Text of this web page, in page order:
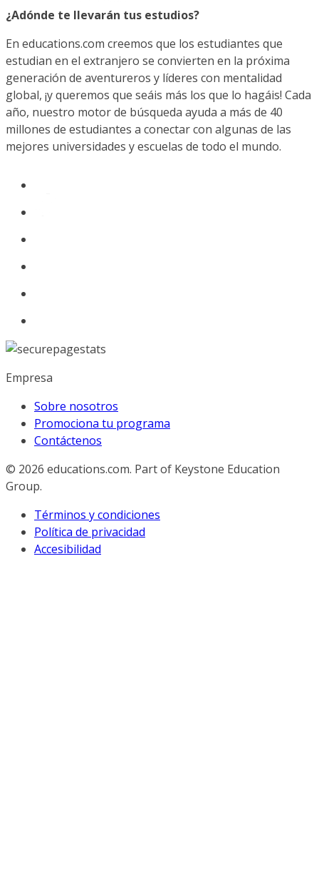
¿Adónde te llevarán tus estudios?
En educations.com creemos que los estudiantes que
estudian en el extranjero se convierten en la próxima
generación de aventureros y líderes con mentalidad
global, ¡y queremos que seáis más los que lo hagáis! Cada
año, nuestro motor de búsqueda ayuda a más de 40
millones de estudiantes a conectar con algunas de las
mejores universidades y escuelas de todo el mundo.
Empresa
Sobre nosotros
Promociona tu programa
Contáctenos
© 2026 educations.com. Part of Keystone Education
Group.
Términos y condiciones
Política de privacidad
Accesibilidad